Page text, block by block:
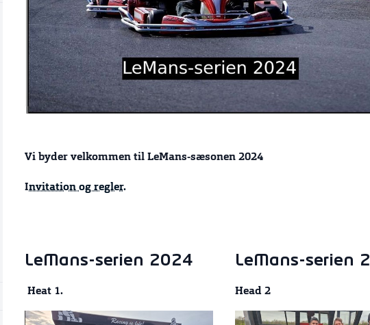
Vi byder velkommen til LeMans-sæsonen 2024
Invitation og regler.
LeMans-serien 2024
Heat 1.
LeMans-serien
Head 2